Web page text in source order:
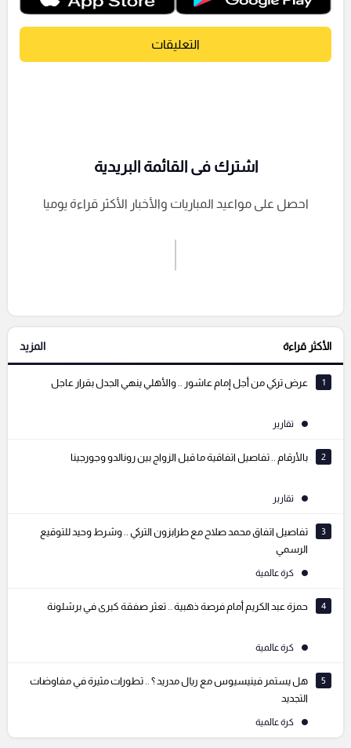
التعليقات
إرسال تعليق
التعليقات السابقة
اشترك فى القائمة البريدية
احصل على مواعيد المباريات والأخبار الأكثر قراءة يوميا
الأكثر قراءة المزيد
1 عرض تركي من أجل إمام عاشور .. والأهلي ينهي الجدل بقرار عاجل
تقارير
2 بالأرقام .. تفاصيل اتفاقية ما قبل الزواج بين رونالدو وجورجينا
تقارير
3
تفاصيل اتفاق محمد صلاح مع طرابزون التركي .. وشرط وحيد للتوقيع
الرسمي
كرة عالمية
4 حمزة عبد الكريم أمام فرصة ذهبية .. تعثر صفقة كبرى في برشلونة
كرة عالمية
5
هل يستمر فينيسيوس مع ريال مدريد ؟ .. تطورات مثيرة في مفاوضات
التجديد
كرة عالمية